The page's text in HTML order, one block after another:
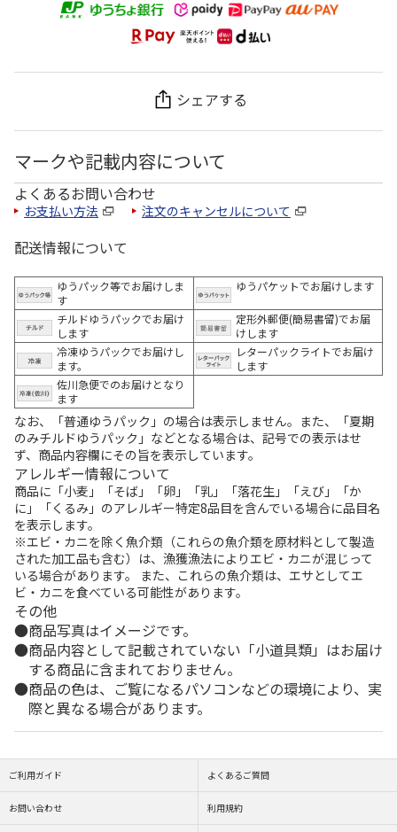
シェアする
マークや記載内容について
よくあるお問い合わせ
お支払い方法 注文のキャンセルについて
配送情報について
ゆうパック等でお届けしま
す
ゆうパケットでお届けします
チルドゆうパックでお届け
します
定形外郵便(簡易書留)でお届
けします
冷凍ゆうパックでお届けし
ます。
レターパックライトでお届け
します
佐川急便でのお届けとなり
ます
なお、「普通ゆうパック」の場合は表示しません。また、「夏期
のみチルドゆうパック」などとなる場合は、記号での表示はせ
ず、商品内容欄にその旨を表示しています。
アレルギー情報について
商品に「小麦」「そば」「卵」「乳」「落花生」「えび」「か
に」「くるみ」のアレルギー特定8品目を含んでいる場合に品目名
を表示します。
※エビ・カニを除く魚介類（これらの魚介類を原材料として製造
された加工品も含む）は、漁獲漁法によりエビ・カニが混じって
いる場合があります。 また、これらの魚介類は、エサとしてエ
ビ・カニを食べている可能性があります。
その他
商品写真はイメージです。
商品内容として記載されていない「小道具類」はお届け
する商品に含まれておりません。
商品の色は、ご覧になるパソコンなどの環境により、実
際と異なる場合があります。
ご利用ガイド よくあるご質問
お問い合わせ 利用規約